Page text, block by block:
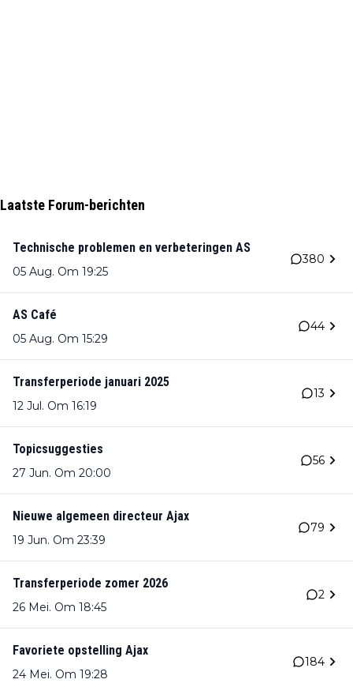
Laatste Forum-berichten
Technische problemen en verbeteringen AS
05 Aug. Om 19:25
380
AS Café
05 Aug. Om 15:29
44
Transferperiode januari 2025
12 Jul. Om 16:19
13
Topicsuggesties
27 Jun. Om 20:00
56
Nieuwe algemeen directeur Ajax
19 Jun. Om 23:39
79
Transferperiode zomer 2026
26 Mei. Om 18:45
2
Favoriete opstelling Ajax
24 Mei. Om 19:28
184